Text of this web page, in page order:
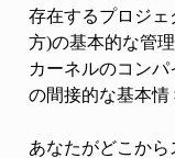
存在するプロジ
方)の基本的な管
カーネルのコン
の間接的な基本情
あなたがどこから